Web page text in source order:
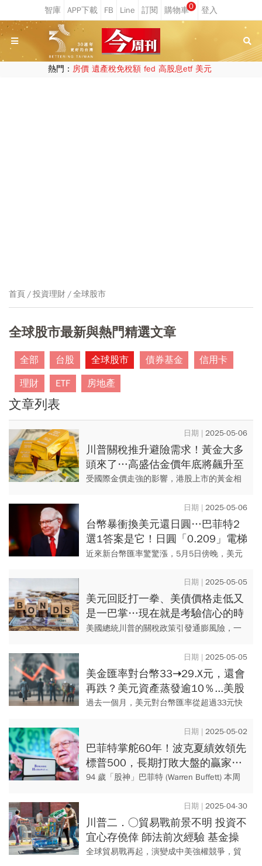
0
熱門： 房價 遺產稅免稅額 fed 高股息etf 美元
首頁 投資理財 全球股市
全球股市最新與熱門精選文章
全部 台股 全球股市 債券基金
信用卡
理財
ETF 房地產
文章列表
2025-05-06
川普關稅推升避險需求！黃金大多
頭來了…高盛估金價年底將飆升至
3700美元，還會再衝多高？
受國際金價走強的影響，港股上市的黃金相
(06693-HK) 股價漲幅接近 10%，靈寶黃金
(0333...
2025-05-06
台幣暴衝換美元還日圓…巴菲特2
選1答案是它！日圓「0.209」電梯
向上還是下、有可能0.1字頭？
近來新台幣匯率驚驚漲，5月5日傍晚，美元
關注。如今整體現況為台幣急升、美元重
貶，對此，「股神」巴菲...
2025-05-05
美元回貶打一拳、美債價格走低又
是一巴掌…現在就是考驗信心的時
刻！大佛李其展拆解美債後市
美國總統川普的關稅政策引發通膨風險，一
月4日起出現了美國公債拋售潮，原本表現穩
定的投資級公司債也遭到...
2025-05-05
美金匯率對台幣33➝29.X元，還會
再跌？美元資產蒸發逾10％...美股
老手1祕訣，有效降低匯兌風險
過去一個月，美元對台幣匯率從超過33元快
元，引起許多投資人的關注。對於有大筆資
產投資美股的人...
2025-05-02
巴菲特掌舵60年！波克夏績效領先
標普500，長期打敗大盤的贏家…
股東大會投資人靜待股神開示
94 歲「股神」巴菲特 (Warren Buffett) 本周
會中，迎接他掌管波克夏(Berkshir...2025-04-30
川普二．○貿易戰前景不明 投資不
宜心存僥倖 師法前次經驗 基金操
盤贏家揭保命符
全球貿易戰再起，演變成中美強權競爭，貿